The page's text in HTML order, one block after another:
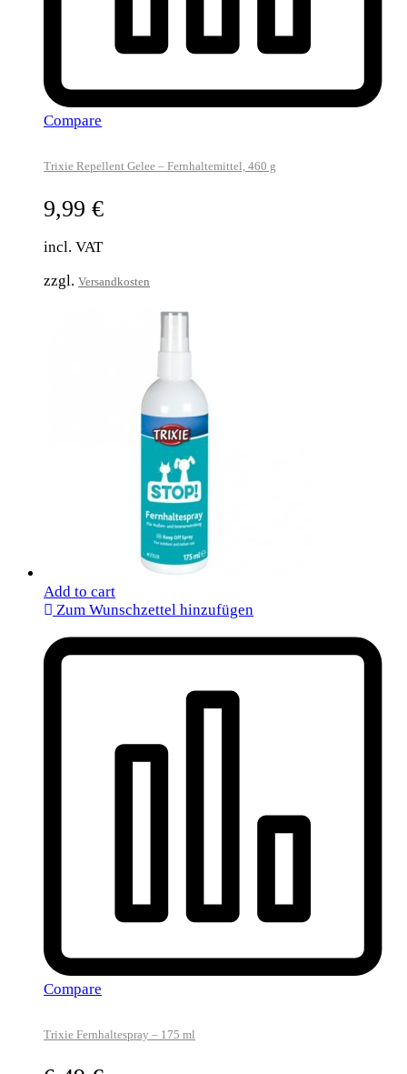
Compare
Trixie Repellent Gelee – Fernhaltemittel, 460 g
9,99 €
incl. VAT
zzgl. Versandkosten
Add to cart
Zum Wunschzettel hinzufügen
Compare
Trixie Fernhaltespray – 175 ml